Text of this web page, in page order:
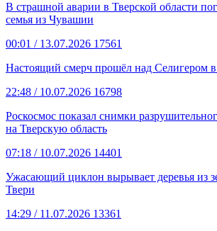
В страшной аварии в Тверской области
семья из Чувашии
00:01 / 13.07.2026 17561
Настоящий смерч прошёл над Селигером в
22:48 / 10.07.2026 16798
Роскосмос показал снимки
на Тверскую область
07:18 / 10.07.2026 14401
Ужасающий циклон вырывает деревья из
Твери
14:29 / 11.07.2026 13361